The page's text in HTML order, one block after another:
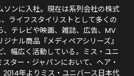
ソンに入社。現在は系列会社の株式
ライフスタイリストとして多くの
、テレビや映画、雑誌、広告、MV
ナル商品『メディペアシリーズ』
、幅広く活動している。ミス・ユニ
ター・ジャパンにおいて、ヘア・
2014年よりミス・ユニバース日本代